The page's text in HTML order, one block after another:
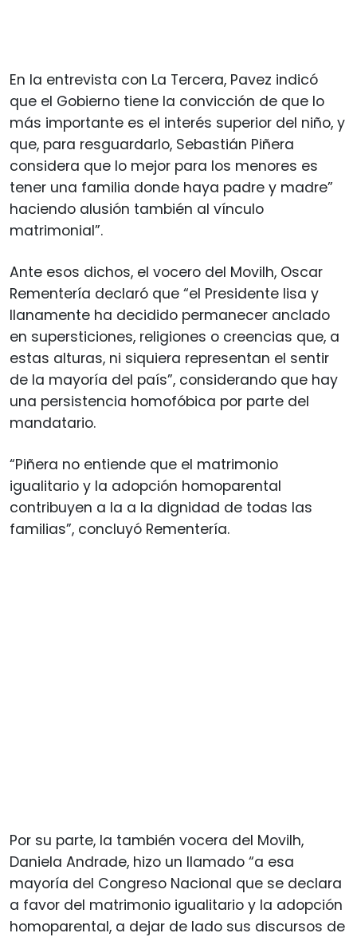
En la entrevista con La Tercera, Pavez indicó
que el Gobierno tiene la convicción de que lo
más importante es el interés superior del niño, y
que, para resguardarlo, Sebastián Piñera
considera que lo mejor para los menores es
tener una familia donde haya padre y madre”
haciendo alusión también al vínculo
matrimonial”.
Ante esos dichos, el vocero del Movilh, Oscar
Rementería declaró que “el Presidente lisa y
llanamente ha decidido permanecer anclado
en supersticiones, religiones o creencias que, a
estas alturas, ni siquiera representan el sentir
de la mayoría del país”, considerando que hay
una persistencia homofóbica por parte del
mandatario.
“Piñera no entiende que el matrimonio
igualitario y la adopción homoparental
contribuyen a la a la dignidad de todas las
familias”, concluyó Rementería.
Por su parte, la también vocera del Movilh,
Daniela Andrade, hizo un llamado “a esa
mayoría del Congreso Nacional que se declara
a favor del matrimonio igualitario y la adopción
homoparental, a dejar de lado sus discursos de